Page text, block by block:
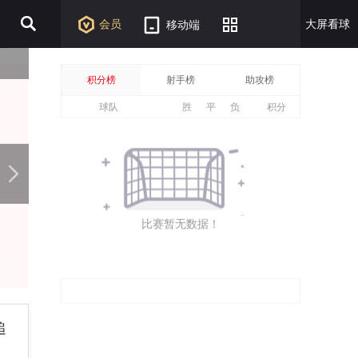
大屏看球
会员 移动端
积分榜 射手榜 助攻榜
球队 胜 平 负 积分
比赛暂无数据！